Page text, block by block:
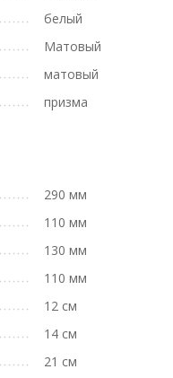
белый
Матовый
матовый
призма
290 мм
110 мм
130 мм
110 мм
12 см
14 см
21 см